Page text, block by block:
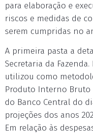
para elaboração e
riscos e medidas de
serem cumpridas no
A primeira pasta a
Secretaria da
utilizou como
Produto Interno Bruto
do Banco Central do
projeções dos anos
Em relação às